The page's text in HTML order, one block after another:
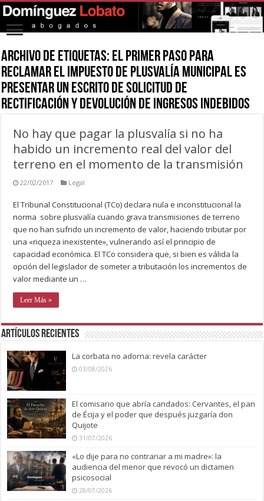
Archivo de Etiquetas: El primer paso para
reclamar el impuesto de plusvalía municipal es
presentar un escrito de solicitud de
rectificación y devolución de ingresos indebidos
No hay que pagar la plusvalía si no ha
habido un incremento real del valor del
terreno en el momento de la transmisión
22/02/2017 Legal
El Tribunal Constitucional (TCo) declara nula e inconstitucional la
norma sobre plusvalía cuando grava transmisiones de terreno
que no han sufrido un incremento de valor, haciendo tributar por
una «riqueza inexistente», vulnerando así el principio de
capacidad económica. El TCo considera que, si bien es válida la
opción del legislador de someter a tributación los incrementos de
valor mediante un …
Leer Más »
Artículos recientes
La corbata no adorna: revela carácter
03/08/2026
El comisario que abría candados: Cervantes, el pan
de Écija y el poder que después juzgaría don
Quijote
31/07/2026
«Lo dije para no contrariar a mi madre»: la
audiencia del menor que revocó un dictamen
psicosocial
28/07/2026